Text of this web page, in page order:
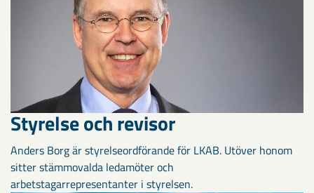
Styrelse och revisor
Anders Borg är styrelseordförande för LKAB. Utöver honom
sitter stämmovalda ledamöter och
arbetstagarrepresentanter i styrelsen.